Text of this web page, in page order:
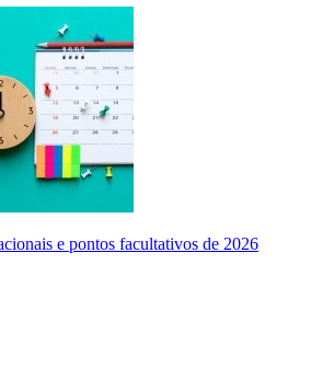
e pontos facultativos de 2026